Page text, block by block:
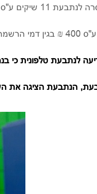
עליו עבור שהות דניאל בגן.
חוגים.
של חודש דצמבר 2017 על אף